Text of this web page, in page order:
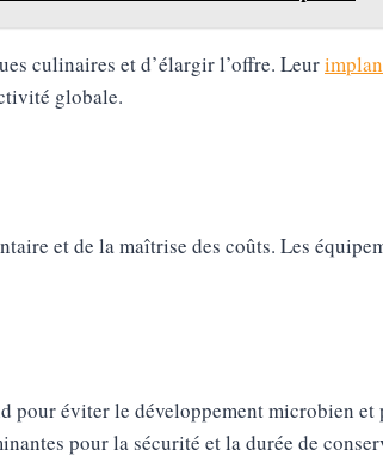
culinaires et d’élargir l’offre. Leur
globale.
et de la maîtrise des coûts. Les
éviter le développement microbien et
pour la sécurité et la durée de